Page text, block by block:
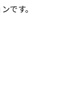
です。